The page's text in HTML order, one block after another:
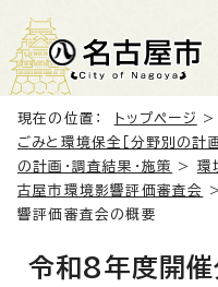
現在の位置： トップページ
ごみと環境保全［分野別の計画
の計画・調査結果・施策
> 環
古屋市環境影響評価審査会
響評価審査会の概要
令和8年度開催